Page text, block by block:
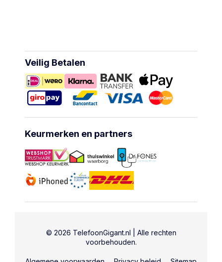
Veilig Betalen
Keurmerken en partners
© 2026 TelefoonGigant.nl | Alle rechten
voorbehouden.